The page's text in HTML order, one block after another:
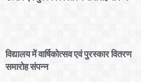
विद्यालय में वार्षिकोत्सव एवं पुरस्कार वितरण
समारोह संपन्न